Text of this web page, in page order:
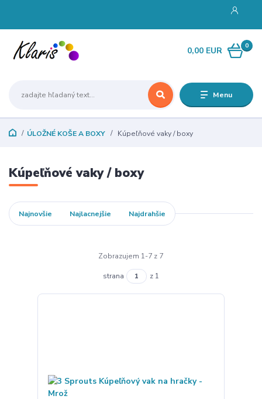
Menu
0
0,00 EUR
ÚLOŽNÉ KOŠE A BOXY Kúpeľňové vaky / boxy
Kúpeľňové vaky / boxy
Najnovšie Najlacnejšie Najdrahšie
Zobrazujem 1-7 z 7
strana z 1